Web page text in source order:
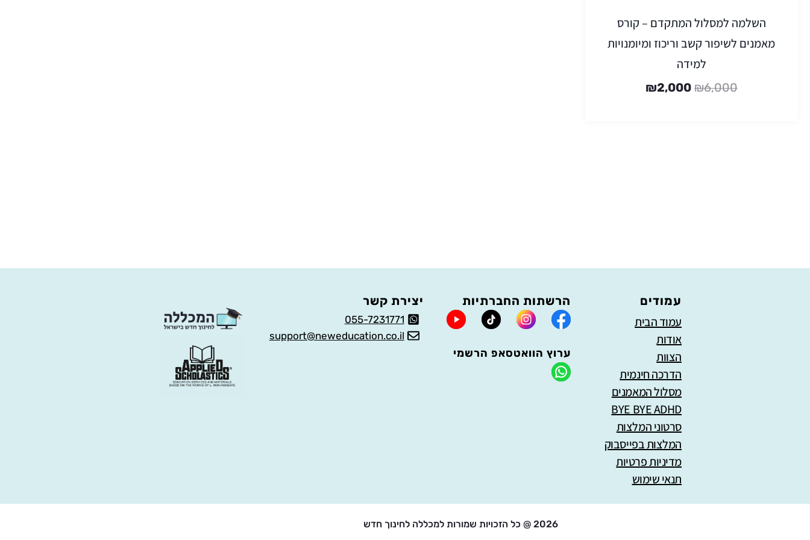
השלמה למסלול המתקדם – קורס
מאמנים לשיפור קשב וריכוז ומיומנויות
למידה
₪6,000
₪2,000
עמודים
עמוד הבית
אודות
הצוות
הדרכה חינמית
מסלול המאמנים
BYE BYE ADHD
סרטוני המלצות
המלצות בפייסבוק
מדיניות פרטיות
תנאי שימוש
הרשתות החברתיות
ערוץ הוואטסאפ הרשמי
יצירת קשר
055-7231771
support@neweducation.co.il
2026 @ כל הזכויות שמורות למכללה לחינוך חדש